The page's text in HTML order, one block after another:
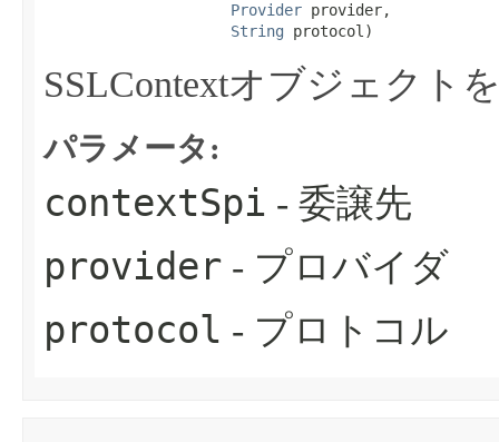
Provider provider,
String protocol)
SSLContextオブジェクト
パラメータ:
contextSpi - 委譲先
provider - プロバイダ
protocol - プロトコル